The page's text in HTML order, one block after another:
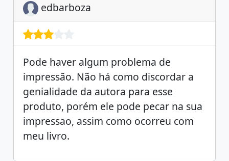
edbarboza
Pode haver algum problema de
impressão. Não há como discordar a
genialidade da autora para esse
produto, porém ele pode pecar na sua
impressao, assim como ocorreu com
meu livro.